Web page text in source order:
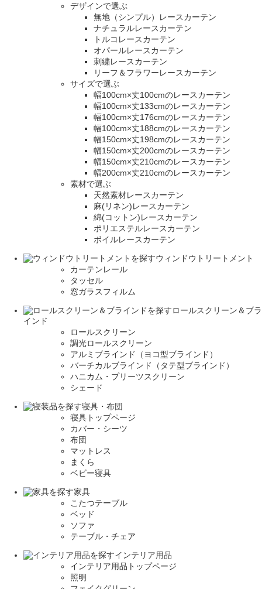
デザインで選ぶ
無地（シンプル）レースカーテン
ナチュラルレースカーテン
トルコレースカーテン
オパールレースカーテン
刺繍レースカーテン
リーフ＆フラワーレースカーテン
サイズで選ぶ
幅100cm×丈100cmのレースカーテン
幅100cm×丈133cmのレースカーテン
幅100cm×丈176cmのレースカーテン
幅100cm×丈188cmのレースカーテン
幅150cm×丈198cmのレースカーテン
幅150cm×丈200cmのレースカーテン
幅150cm×丈210cmのレースカーテン
幅200cm×丈210cmのレースカーテン
素材で選ぶ
天然素材レースカーテン
麻(リネン)レースカーテン
綿(コットン)レースカーテン
ポリエステルレースカーテン
ボイルレースカーテン
ウィンドウトリートメント
カーテンレール
タッセル
窓ガラスフィルム
ロールスクリーン＆ブラ
インド
ロールスクリーン
調光ロールスクリーン
アルミブラインド（ヨコ型ブラインド）
バーチカルブラインド（タテ型ブラインド）
ハニカム・プリーツスクリーン
シェード
寝具・布団
寝具トップページ
カバー・シーツ
布団
マットレス
まくら
ベビー寝具
家具
こたつテーブル
ベッド
ソファ
テーブル・チェア
インテリア用品
インテリア用品トップページ
照明